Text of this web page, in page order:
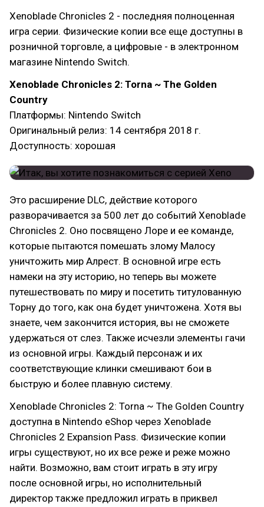
Xenoblade Chronicles 2 - последняя полноценная
игра серии. Физические копии все еще доступны в
розничной торговле, а цифровые - в электронном
магазине Nintendo Switch.
Xenoblade Chronicles 2: Torna ~ The Golden
Country
Платформы: Nintendo Switch
Оригинальный релиз: 14 сентября 2018 г.
Доступность: хорошая
Это расширение DLC, действие которого
разворачивается за 500 лет до событий Xenoblade
Chronicles 2. Оно посвящено Лоре и ее команде,
которые пытаются помешать злому Малосу
уничтожить мир Алрест. В основной игре есть
намеки на эту историю, но теперь вы можете
путешествовать по миру и посетить титулованную
Торну до того, как она будет уничтожена. Хотя вы
знаете, чем закончится история, вы не сможете
удержаться от слез. Также исчезли элементы гачи
из основной игры. Каждый персонаж и их
соответствующие клинки смешивают бои в
быструю и более плавную систему.
Xenoblade Chronicles 2: Torna ~ The Golden Country
доступна в Nintendo eShop через Xenoblade
Chronicles 2 Expansion Pass. Физические копии
игры существуют, но их все реже и реже можно
найти. Возможно, вам стоит играть в эту игру
после основной игры, но исполнительный
директор также предложил играть в приквел